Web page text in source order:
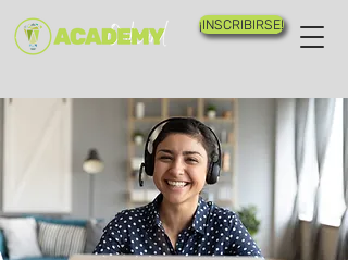
¡INSCRIBIRSE!